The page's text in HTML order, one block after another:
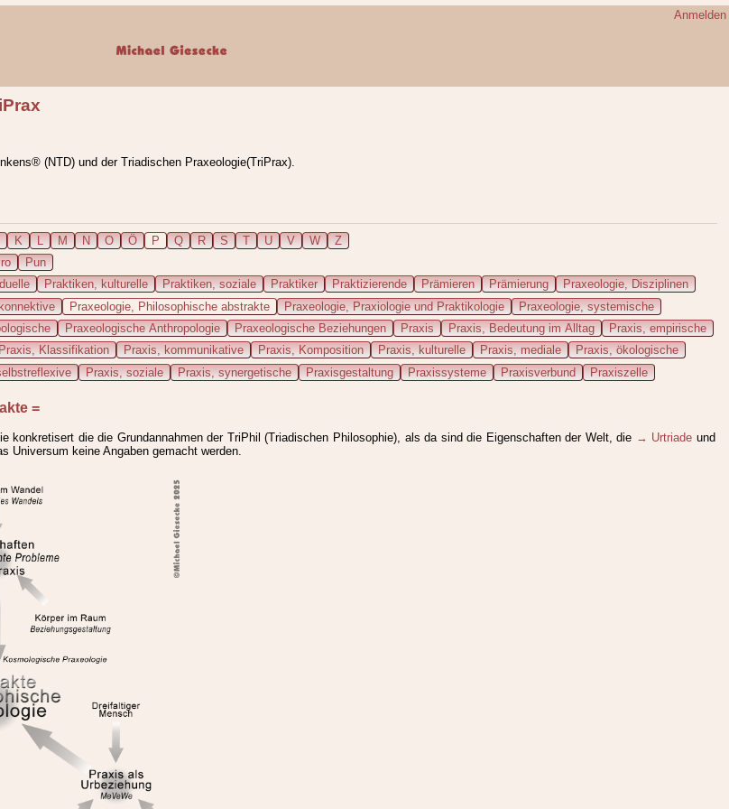
Anmelden
(NTD) und der Triadischen Praxeologie(TriPrax).
K L M N O Ö P Q R S T U V W
Z
Pun
Praktiken, kulturelle Praktiken, soziale Praktiker Praktizierende Prämieren Prämierung
Praxeologie, Disziplinen
Praxeologie, Philosophische abstrakte Praxeologie, Praxiologie und Praktikologie
Praxeologie, systemische
Praxeologische Anthropologie Praxeologische Beziehungen Praxis Praxis, Bedeutung im Alltag
Praxis, empirische
Klassifikation Praxis, kommunikative Praxis, Komposition Praxis, kulturelle Praxis, mediale
Praxis, ökologische
Praxis, soziale Praxis, synergetische Praxisgestaltung Praxissysteme Praxisverbund Praxiszelle
=
konkretisert die die Grundannahmen der TriPhil (Triadischen Philosophie), als da sind die Eigenschaften der Welt, die → Urtriade und
Universum keine Angaben gemacht werden.